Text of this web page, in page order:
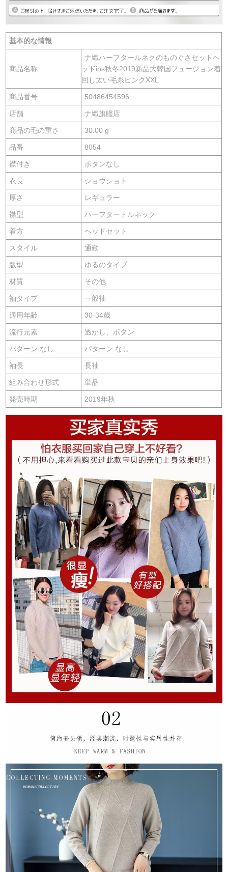
基本的な情報
商品名称
ナ織ハーフタールネクのものぐさセットヘ
ッドins秋冬2019新品大韓国フュージョン着
回し太い毛糸ピンクXXL
商品番号 50486454596
店舗 ナ織旗艦店
商品の毛の重さ 30.00 g
品番 8054
襟付き ボタンなし
衣長 ショウショト
厚さ レギュラー
襟型 ハーフタートルネック
着方 ヘッドセット
スタイル 通勤
版型 ゆるのタイプ
材質 その他
袖タイプ 一般袖
適用年齢 30-34歳
流行元素 透かし、ボタン
パターン:なし パターン:なし
袖長 長袖
組み合わせ形式 単品
発売時期 2019年秋